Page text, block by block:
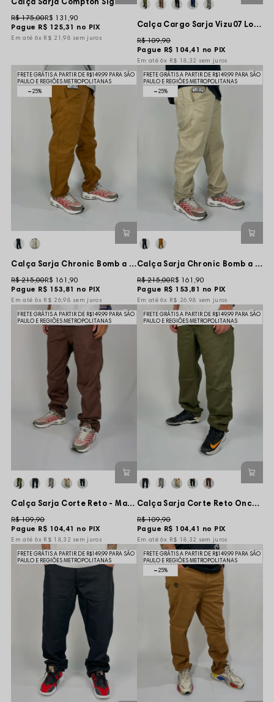
Pague R$ 125,31 no PIX
R$ 175,00R$ 131,90
6x R$ 21,98 sem juros
Calça Cargo Sarja Vizu07 Logo Monkey - Creme
Pague R$ 104,41 no PIX
R$ 109,90
6x R$ 18,32 sem juros
25%
FRETE GRÁTIS A PARTIR DE R$149,99 PARA SÃO
PAULO E REGIÕES METROPOLITANAS
Calça Sarja Chronic Bomb a Viagem - Marrom
Pague R$ 153,81 no PIX
R$ 215,00R$ 161,90
6x R$ 26,98 sem juros
25%
FRETE GRÁTIS A PARTIR DE R$149,99 PARA SÃO
PAULO E REGIÕES METROPOLITANAS
Calça Sarja Chronic Bomb a Viagem - Creme
Pague R$ 153,81 no PIX
R$ 215,00R$ 161,90
6x R$ 26,98 sem juros
FRETE GRÁTIS A PARTIR DE R$149,99 PARA SÃO
PAULO E REGIÕES METROPOLITANAS
Calça Sarja Corte Reto - Marrom
Pague R$ 104,41 no PIX
R$ 109,90
6x R$ 18,32 sem juros
FRETE GRÁTIS A PARTIR DE R$149,99 PARA SÃO
PAULO E REGIÕES METROPOLITANAS
Calça Sarja Corte Reto Oncross - Verde Musgo
Pague R$ 104,41 no PIX
R$ 109,90
6x R$ 18,32 sem juros
FRETE GRÁTIS A PARTIR DE R$149,99 PARA SÃO
PAULO E REGIÕES METROPOLITANAS
25%
FRETE GRÁTIS A PARTIR DE R$149,99 PARA SÃO
PAULO E REGIÕES METROPOLITANAS